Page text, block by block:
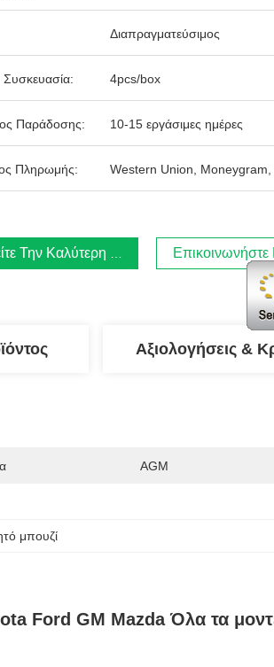
Διαπραγματεύσιμος
Συσκευασία: 4pcs/box
Παράδοσης: 10-15 εργάσιμες ημέρες
Πληρωμής: Western Union,
Την Καλύτερη Τιμή Επικοινωνήστε
Αξιολογήσεις &
AGM
μπουζί
Ford GM Mazda Όλα τα